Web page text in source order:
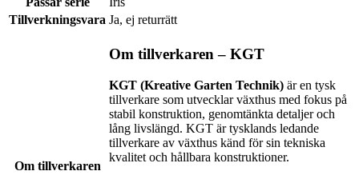
Tillverkningsvara Ja, ej returrätt
Om tillverkaren
Om tillverkaren – KGT
KGT (Kreative Garten Technik) är en tysk
tillverkare som utvecklar växthus med fokus på
stabil konstruktion, genomtänkta detaljer och
lång livslängd. KGT är tysklands ledande
tillverkare av växthus känd för sin tekniska
kvalitet och hållbara konstruktioner.